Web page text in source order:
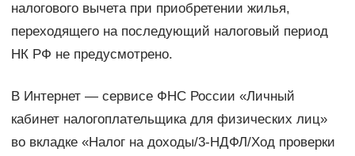
налогового вычета при приобретении жилья,
переходящего на последующий налоговый период
НК РФ не предусмотрено.
В Интернет — сервисе ФНС России «Личный
кабинет налогоплательщика для физических лиц»
во вкладке «Налог на доходы/3-НДФЛ/Ход проверки